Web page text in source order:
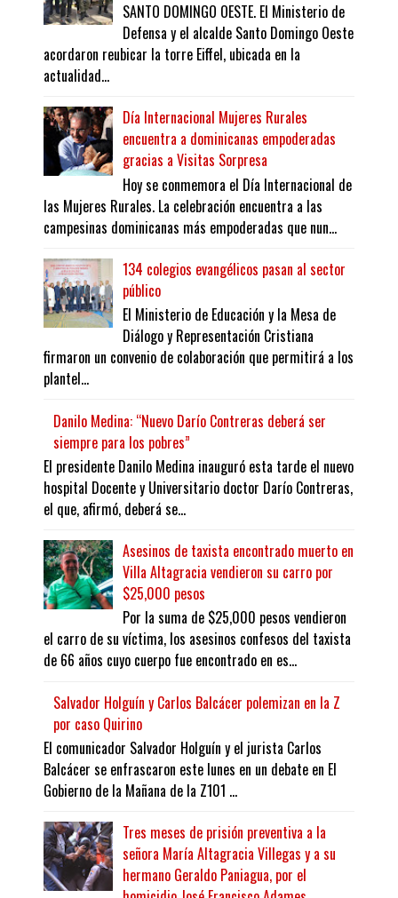
SANTO DOMINGO OESTE. El Ministerio de
Defensa y el alcalde Santo Domingo Oeste
acordaron reubicar la torre Eiffel, ubicada en la
actualidad...
Día Internacional Mujeres Rurales
encuentra a dominicanas empoderadas
gracias a Visitas Sorpresa
Hoy se conmemora el Día Internacional de
las Mujeres Rurales. La celebración encuentra a las
campesinas dominicanas más empoderadas que nun...
134 colegios evangélicos pasan al sector
público
El Ministerio de Educación y la Mesa de
Diálogo y Representación Cristiana
firmaron un convenio de colaboración que permitirá a los
plantel...
Danilo Medina: “Nuevo Darío Contreras deberá ser
siempre para los pobres”
El presidente Danilo Medina inauguró esta tarde el nuevo
hospital Docente y Universitario doctor Darío Contreras,
el que, afirmó, deberá se...
Asesinos de taxista encontrado muerto en
Villa Altagracia vendieron su carro por
$25,000 pesos
Por la suma de $25,000 pesos vendieron
el carro de su víctima, los asesinos confesos del taxista
de 66 años cuyo cuerpo fue encontrado en es...
Salvador Holguín y Carlos Balcácer polemizan en la Z
por caso Quirino
El comunicador Salvador Holguín y el jurista Carlos
Balcácer se enfrascaron este lunes en un debate en El
Gobierno de la Mañana de la Z101 ...
Tres meses de prisión preventiva a la
señora María Altagracia Villegas y a su
hermano Geraldo Paniagua, por el